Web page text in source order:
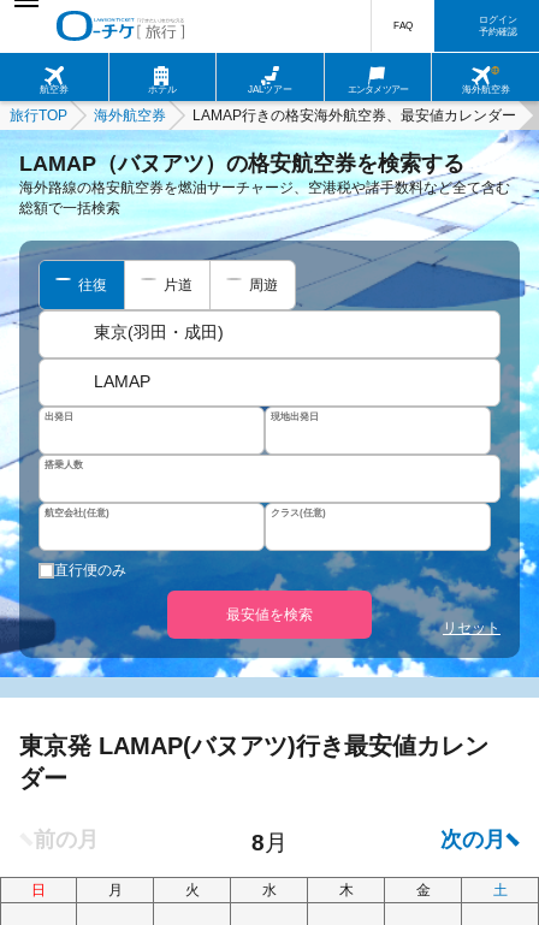
航空券 ホテル JALツアー エンタメツアー 海外航空券
FAQ
ログイン
予約確認
旅行TOP 海外航空券 LAMAP行きの格安海外航空券、最安値カレンダー
LAMAP（バヌアツ）の格安航空券を検索する
海外路線の格安航空券を燃油サーチャージ、空港税や諸手数料など全て含む
総額で一括検索
往復 片道 周遊
東京(羽田・成田)
LAMAP
出発日 現地出発日
搭乗人数
航空会社(任意) クラス(任意)
直行便のみ
最安値を検索
リセット
東京発 LAMAP(バヌアツ)行き最安値カレン
ダー
日 月 火 水 木 金 土